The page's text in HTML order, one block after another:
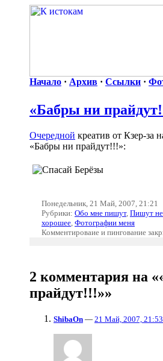
Начало · Архив · Ссылки ·
«Бабры ни
Очередной креатив от Кзер-за
«Бабры ни прайдут!!!»:
Понедельник, 21 Май, 2007, 21:21
Рубрики: Обо мне пишут, Пишут
хорошее Фотографии меня
Комментироваие и пингование
2 комментария на
прайдут!!!»»
ShibaOn — 21 Май, 2007, 21:53